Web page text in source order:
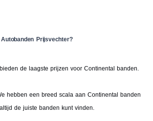
Prijsvechter?
de laagste prijzen voor Continental banden.
hebben een breed scala aan Continental banden
de juiste banden kunt vinden.